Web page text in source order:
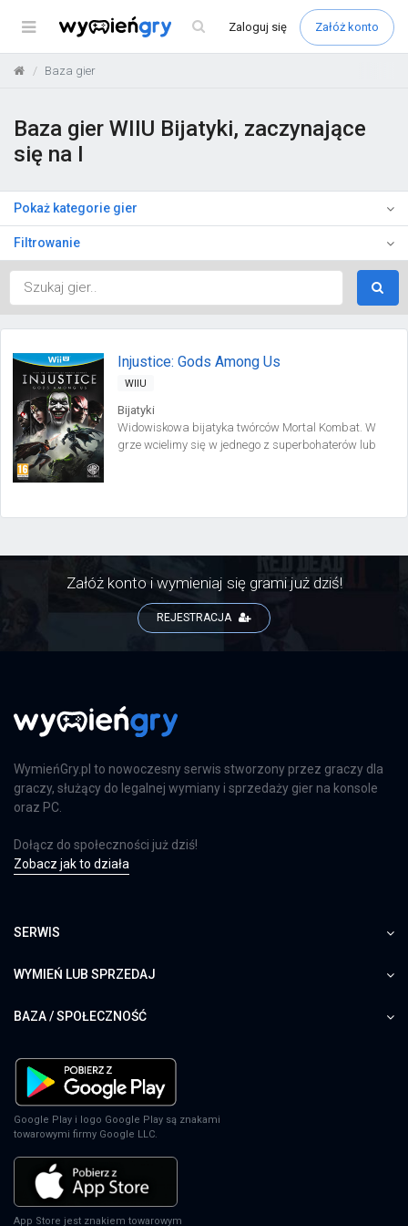
Menu Zaloguj się Załóż konto
Baza gier
Baza gier WIIU Bijatyki, zaczynające
się na I
Pokaż kategorie gier
Filtrowanie
Injustice: Gods Among Us
WIIU
Bijatyki
Widowiskowa bijatyka twórców Mortal Kombat. W
grze wcielimy się w jednego z superbohaterów lub
umiejętności.
Załóż konto i wymieniaj się grami już dziś!
REJESTRACJA
WymieńGry.pl to nowoczesny serwis stworzony przez graczy dla
graczy, służący do legalnej wymiany i sprzedaży gier na konsole
oraz PC.
Dołącz do społeczności już dziś!
Zobacz jak to działa
SERWIS
WYMIEŃ LUB SPRZEDAJ
BAZA / SPOŁECZNOŚĆ
Google Play i logo Google Play są znakami
towarowymi firmy Google LLC.
App Store jest znakiem towarowym